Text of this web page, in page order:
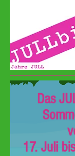
Das
17. Juli